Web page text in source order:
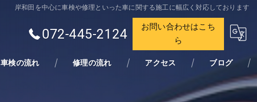
岸和田を中心に車検や修理といった車に関する施工に幅広く対応しております
072-445-2124
お問い合わせはこち
ら
車検の流れ 修理の流れ アクセス ブログ